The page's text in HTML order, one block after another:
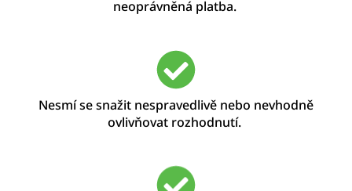
neoprávněná platba.
Nesmí se snažit nespravedlivě nebo nevhodně
ovlivňovat rozhodnutí.